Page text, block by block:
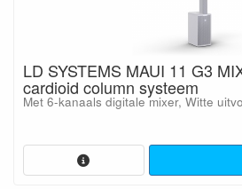
LD SYSTEMS MAUI 11 G3
cardioid column systeem
Met 6-kanaals digitale mixer, Witte